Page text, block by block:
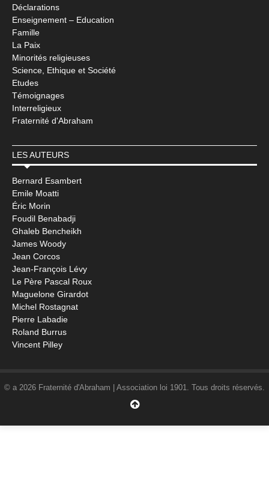
Déclarations
Enseignement – Education
Famille
La Paix
Minorités religieuses
Science, Ethique et Société
Etudes
Témoignages
Interreligieux
Fraternité d'Abraham
LES AUTEURS
Bernard Esambert
Emile Moatti
Éric Morin
Foudil Benabadji
Ghaleb Bencheikh
James Woody
Jean Corcos
Jean-François Lévy
Le Père Pascal Roux
Maguelone Girardot
Michel Rostagnat
Pierre Labadie
Roland Burrus
Vincent Pilley
© a 2026 Fraternité d'Abraham | Association loi 1901. Tous droits réservés.